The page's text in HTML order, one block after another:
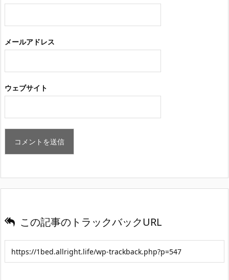
メールアドレス
ウェブサイト
この記事のトラックバックURL